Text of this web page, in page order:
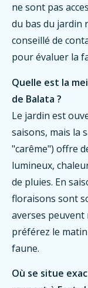
ne sont pas
du bas du jardin
conseillé de
pour évaluer la
Quelle est la
de Balata ?
Le jardin est
saisons, mais la
"carême") offre
lumineux,
de pluies. En
floraisons sont
averses peuvent
préférez le
faune.
Où se situe